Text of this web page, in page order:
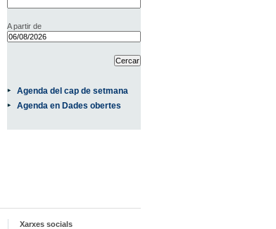
A partir de
Agenda del cap de setmana
Agenda en Dades obertes
Xarxes socials